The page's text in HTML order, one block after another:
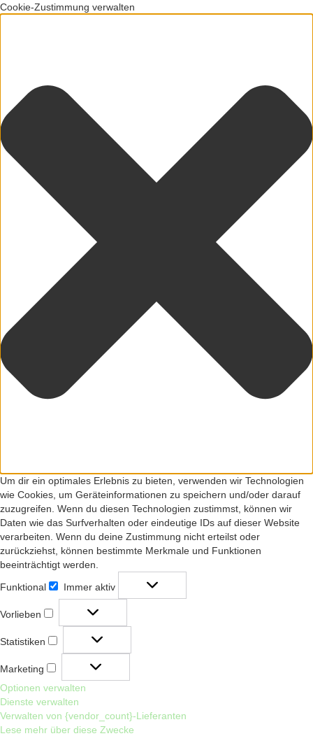
Cookie-Zustimmung verwalten
Um dir ein optimales Erlebnis zu bieten, verwenden wir Technologien
wie Cookies, um Geräteinformationen zu speichern und/oder darauf
zuzugreifen. Wenn du diesen Technologien zustimmst, können wir
Daten wie das Surfverhalten oder eindeutige IDs auf dieser Website
verarbeiten. Wenn du deine Zustimmung nicht erteilst oder
zurückziehst, können bestimmte Merkmale und Funktionen
beeinträchtigt werden.
Funktional
Funktional
Immer aktiv
Vorlieben
Vorlieben
Statistiken
Statistiken
Marketing
Marketing
Optionen verwalten
Dienste verwalten
Verwalten von {vendor_count}-Lieferanten
Lese mehr über diese Zwecke